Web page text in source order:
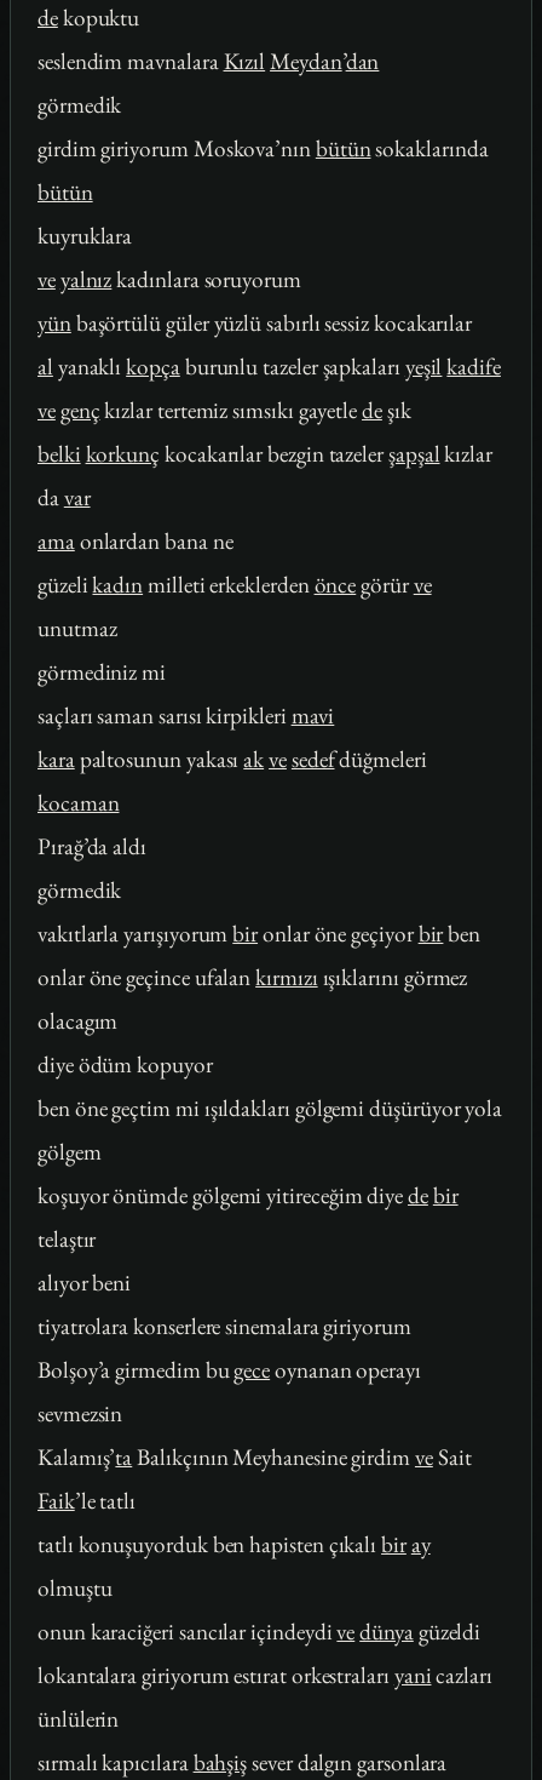
dekopuktu
seslendim mavnalaraKızıl Meydan’dan
görmedik
girdim giriyorum Moskova’nınbütünsokaklarında
bütün
kuyruklara
veyalnızkadınlara soruyorum
yünbaşörtülü güler yüzlü sabırlı sessiz kocakarılar
al yanaklıkopçaburunlu tazeler şapkaları yeşil kadife
vegençkızlar tertemiz sımsıkı gayetledeşık
belki korkunç kocakarılar bezgin tazelerşapşalkızlar
davar
amaonlardan bana ne
güzelikadınmilleti erkeklerdenöncegörürve
unutmaz
görmediniz mi
saçları saman sarısı kirpikleri mavi
karapaltosunun yakasıakvesedefdüğmeleri
kocaman
Pırağ’da aldı
görmedik
vakıtlarla yarışıyorumbironlar öne geçiyorbirben
onlar öne geçince ufalankırmızı ışıklarını görmez
olacagım
diye ödüm kopuyor
ben öne geçtim mi ışıldakları gölgemi düşürüyor yola
gölgem
koşuyor önümde gölgemi yitireceğim diyedebir
telaştır
alıyor beni
tiyatrolara konserlere sinemalara giriyorum
Bolşoy’a girmedim bugeceoynanan operayı
sevmezsin
Kalamış’taBalıkçının Meyhanesine girdimveSait
Faik’le tatlı
tatlı konuşuyorduk ben hapisten çıkalıbiray
olmuştu
onun karaciğeri sancılar içindeydivedünyagüzeldi
lokantalara giriyorum estırat orkestraları yanicazları
ünlülerin
sırmalı kapıcılarabahşişsever dalgın garsonlara